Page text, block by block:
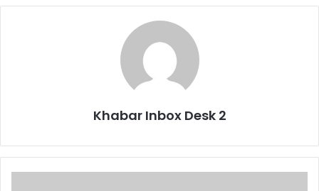
Khabar Inbox Desk 2